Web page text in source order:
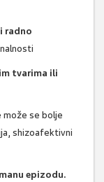
radno
tvarima ili
može se bolje
shizoafektivni
epizodu.